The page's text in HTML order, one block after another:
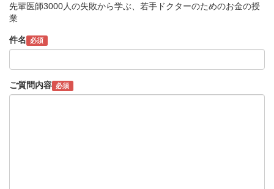
先輩医師3000人の失敗から学ぶ、若手ドクターのためのお金の授
業
件名 必須
ご質問内容 必須